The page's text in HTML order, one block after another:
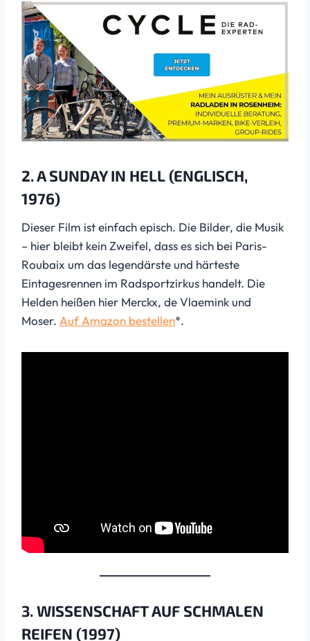
2. A SUNDAY IN HELL (ENGLISCH,
1976)
Dieser Film ist einfach episch. Die Bilder, die Musik
– hier bleibt kein Zweifel, dass es sich bei Paris-
Roubaix um das legendärste und härteste
Eintagesrennen im Radsportzirkus handelt. Die
Helden heißen hier Merckx, de Vlaemink und
Moser. Auf Amazon bestellen*.
3. WISSENSCHAFT AUF SCHMALEN
REIFEN (1997)